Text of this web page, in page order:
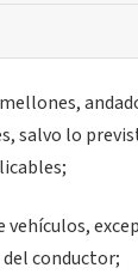
salvo lo
vehículos,
conductor;